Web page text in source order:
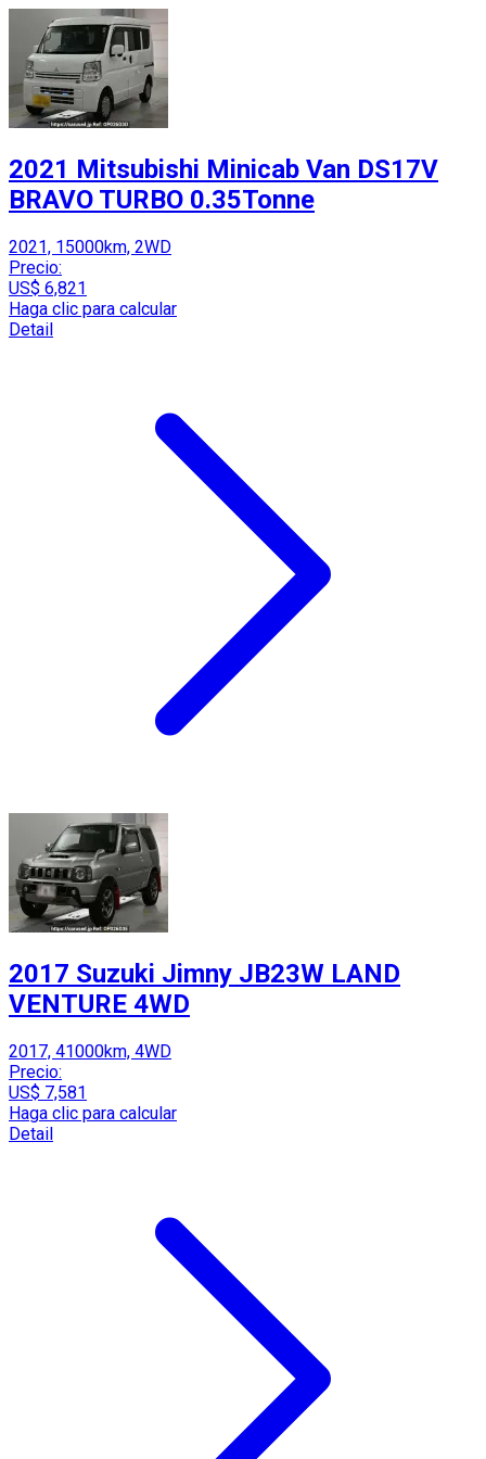
2021 Mitsubishi Minicab Van DS17V
BRAVO TURBO 0.35Tonne
2021, 15000km, 2WD
Precio:
US$ 6,821
Haga clic para calcular
Detail
2017 Suzuki Jimny JB23W LAND
VENTURE 4WD
2017, 41000km, 4WD
Precio:
US$ 7,581
Haga clic para calcular
Detail